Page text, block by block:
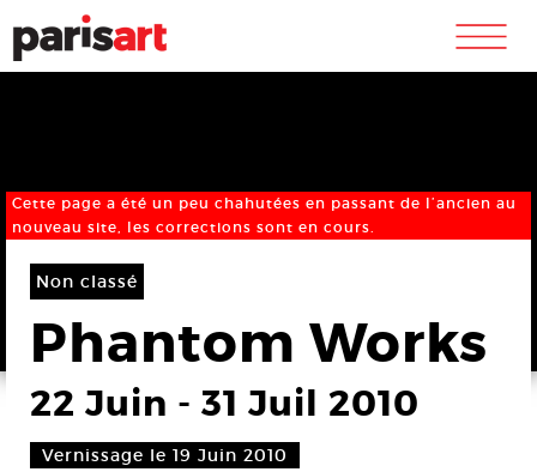
m
Cette page a été un peu chahutées en passant de l’ancien au
nouveau site, les corrections sont en cours.
Non classé
Phantom Works
22 Juin - 31 Juil 2010
Vernissage le 19 Juin 2010